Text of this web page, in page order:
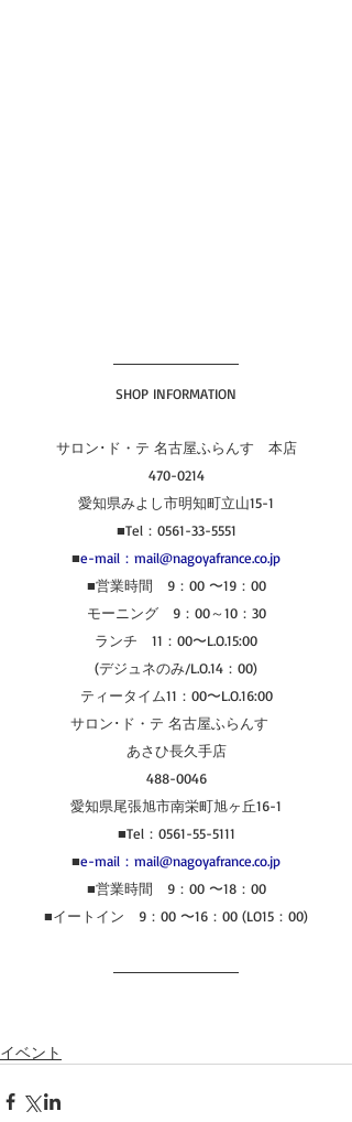
SHOP INFORMATION
サロン･ド・テ 名古屋ふらんす　本店
470-0214
愛知県みよし市明知町立山15-1
■Tel：0561-33-5551
■e-mail：mail@nagoyafrance.co.jp
■営業時間　9：00 〜19：00
モーニング　9：00～10：30
ランチ　11：00〜L.O.15:00
(デジュネのみ/L.O.14：00)
ティータイム11：00〜L.O.16:00
サロン･ド・テ 名古屋ふらんす
あさひ長久手店
488-0046
愛知県尾張旭市南栄町旭ヶ丘16-1
■Tel：0561-55-5111
■e-mail：mail@nagoyafrance.co.jp
■営業時間　9：00 〜18：00
■イートイン　9：00 〜16：00 (LO15：00)
イベント